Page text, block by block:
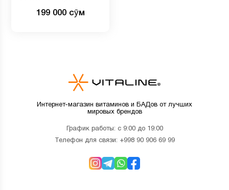
199 000 сӯм
Интернет-магазин витаминов и БАДов от лучших
мировых брендов
График работы: с 9:00 до 19:00
Телефон для связи: +998 90 906 69 99